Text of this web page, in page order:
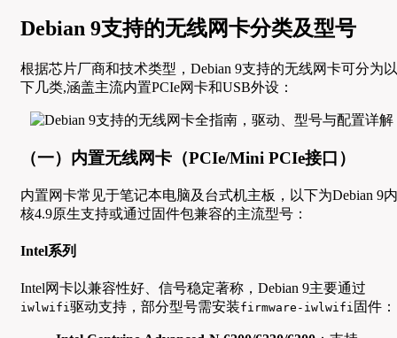
Debian 9支持的无线网卡分类及型号
根据芯片厂商和技术类型，Debian 9支持的无线网卡可分为以
下几类,涵盖主流内置PCIe网卡和USB外设：
（一）内置无线网卡（PCIe/Mini PCIe接口）
内置网卡常见于笔记本电脑及台式机主板，以下为Debian 9内
核4.9原生支持或通过固件包兼容的主流型号：
Intel系列
Intel网卡以兼容性好、信号稳定著称，Debian 9主要通过
iwlwifi驱动支持，部分型号需安装firmware-iwlwifi 固件：